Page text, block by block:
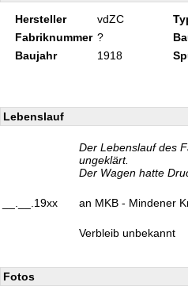
Hersteller vdZC
Fabriknummer ?
Baujahr
1918
Lebenslauf
Der Lebenslauf des
ungeklärt.
Der Wagen hatte
__.__.19xx an MKB - Mindener
Verbleib unbekannt
Fotos